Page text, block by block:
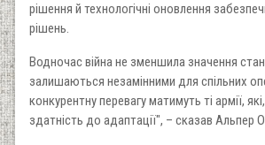
рішення й технологічні оновлення
рішень.
Водночас війна не зменшила значення
залишаються незамінними для спільних
конкурентну перевагу матимуть ті армії,
здатність до адаптації", – сказав Альпер